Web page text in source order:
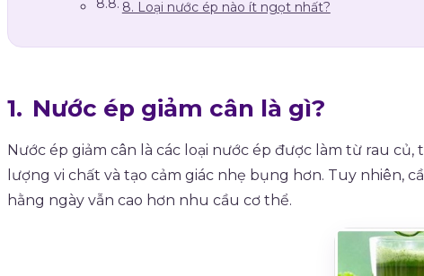
8. Loại nước ép nào ít ngọt nhất?
Nước ép giảm cân là gì?
Nước ép giảm cân là các loại nước ép được làm từ rau
lượng vi chất và tạo cảm giác nhẹ bụng hơn. Tuy
hằng ngày vẫn cao hơn nhu cầu cơ thể.